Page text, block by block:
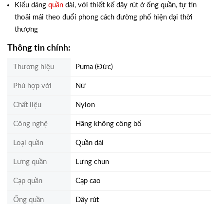
Kiểu dáng quần dài, với thiết kế dây rút ở ống quần, tự tin
thoải mái theo đuổi phong cách đường phố hiện đại thời
thượng
Thông tin chính:
Thương hiệu Puma (Đức)
Phù hợp với Nữ
Chất liệu Nylon
Công nghệ Hãng không công bố
Loại quần Quần dài
Lưng quần Lưng chun
Cạp quần Cạp cao
Ống quần Dây rút